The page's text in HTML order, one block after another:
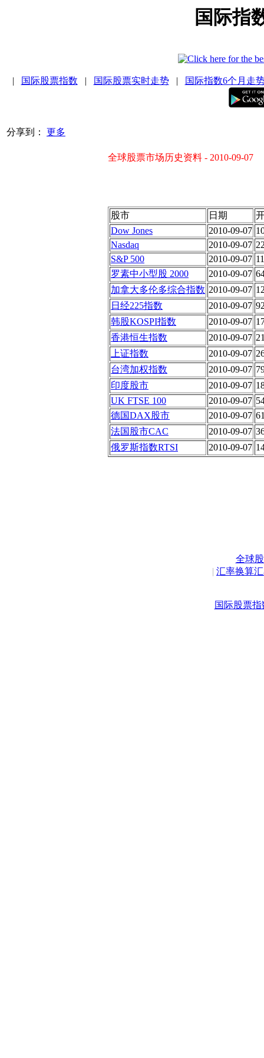
国际指
| 国际股票指数 | 国际股票实时走势| 国际指数6个月走
分享到： 更多
全球股票市场历史资料 - 2010-09-07
股市 日期
Dow Jones
2010-09-07
Nasdaq
2010-09-07
S&P 500
2010-09-07
罗素中小型股 2000
2010-09-07
加拿大多伦多综合指数 2010-09-07
日经225指数
2010-09-07
韩股KOSPI指数
2010-09-07
香港恒生指数
2010-09-07
上证指数
2010-09-07
台湾加权指数
2010-09-07
印度股市
2010-09-07
UK FTSE 100
2010-09-07
德国DAX股市
2010-09-07
法国股市CAC
2010-09-07
俄罗斯指数RTSI
2010-09-07
全球
| 汇率换算
国际股票指